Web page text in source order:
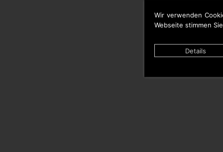
Wir verwenden
Webseite stimmen
Details